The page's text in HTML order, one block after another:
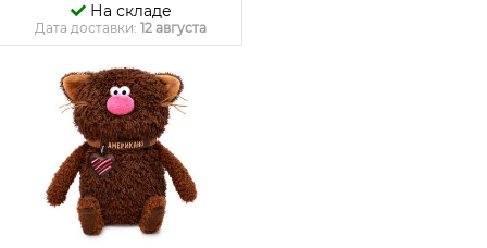
На складе
Дата доставки: 12 августа